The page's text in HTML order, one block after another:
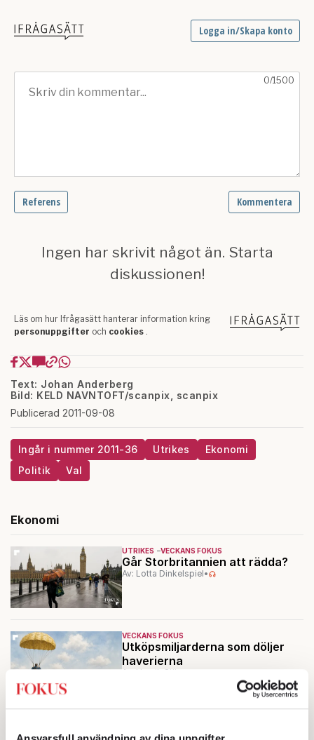
Text: Johan Anderberg
Bild: KELD NAVNTOFT/scanpix, scanpix
Publicerad 2011-09-08
Ingår i nummer 2011-36 Utrikes
Ekonomi
Politik
Val
Ekonomi
UTRIKES VECKANS FOKUS
Går Storbritannien att rädda?
Av: Lotta Dinkelspiel•
VECKANS FOKUS
Utköpsmiljarderna som döljer
haverierna
Av: Henrik Sjögren